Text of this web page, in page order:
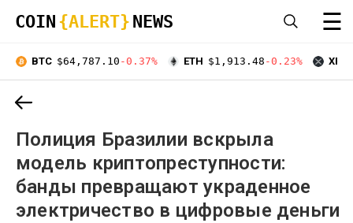
COIN {ALERT} NEWS ☰
BTC $64,787.10 -0.37% ETH $1,913.48 -0.23% XRP
Полиция Бразилии вскрыла
модель криптопреступности:
банды превращают украденное
электричество в цифровые деньги